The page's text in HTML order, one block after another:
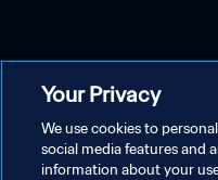
Your Privacy
We use cookies to
social media features and
information about your